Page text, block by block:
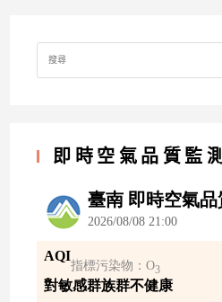
Search
for:
即時空氣品質監測